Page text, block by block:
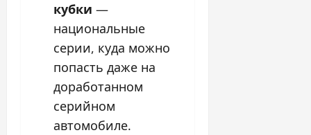
кубки —
национальные
серии, куда можно
попасть даже на
доработанном
серийном
автомобиле.